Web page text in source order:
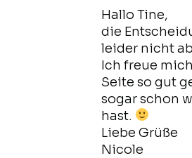
Hallo Tine,
die
leider nicht
Ich freue
Seite so gut
sogar schon
hast.
Liebe Grüße
Nicole